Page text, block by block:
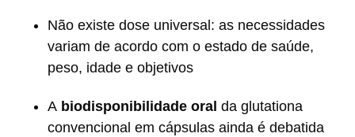
Não existe dose universal: as necessidades
variam de acordo com o estado de saúde,
peso, idade e objetivos
A biodisponibilidade oral da glutationa
convencional em cápsulas ainda é debatida